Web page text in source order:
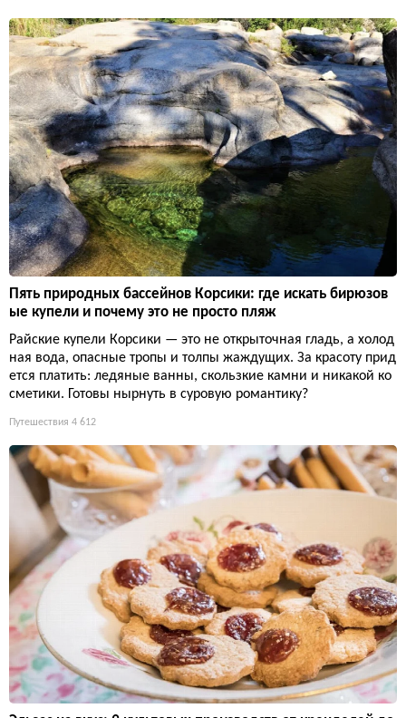
Пять природных бассейнов Корсики: где искать бирюзов
ые купели и почему это не просто пляж
Райские купели Корсики — это не открыточная гладь, а холод
ная вода, опасные тропы и толпы жаждущих. За красоту прид
ется платить: ледяные ванны, скользкие камни и никакой ко
сметики. Готовы нырнуть в суровую романтику?
Путешествия 4 612